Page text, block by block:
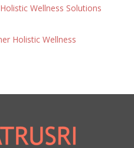
Wellness Solutions
Holistic Wellness